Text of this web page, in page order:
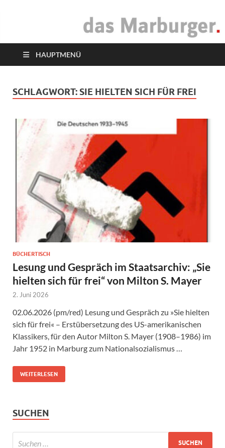
das Marburger.
HAUPTMENÜ
SCHLAGWORT: SIE HIELTEN SICH FÜR FREI
BÜCHERTISCH
Lesung und Gespräch im Staatsarchiv: „Sie
hielten sich für frei“ von Milton S. Mayer
2. Juni 2026
02.06.2026 (pm/red) Lesung und Gespräch zu »Sie hielten
sich für frei« – Erstübersetzung des US-amerikanischen
Klassikers, für den Autor Milton S. Mayer (1908–1986) im
Jahr 1952 in Marburg zum Nationalsozialismus …
WEITERLESEN
SUCHEN